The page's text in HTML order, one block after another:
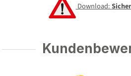
Download: